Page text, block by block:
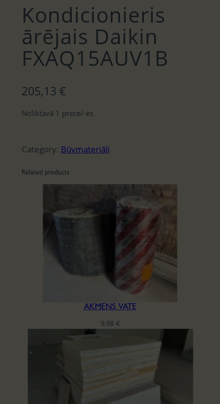
Kondicionieris
ārējais Daikin
FXAQ15AUV1B
205,13 €
Noliktavā 1 prece/-es
Category: Būvmateriāli
Related products
AKMENS VATE
9,98 €